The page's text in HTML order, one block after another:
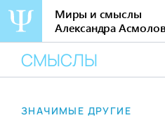
содержанию
Миры и смыслы
Александра
СМЫСЛЫ
ЗНАЧИМЫЕ ДРУГИЕ